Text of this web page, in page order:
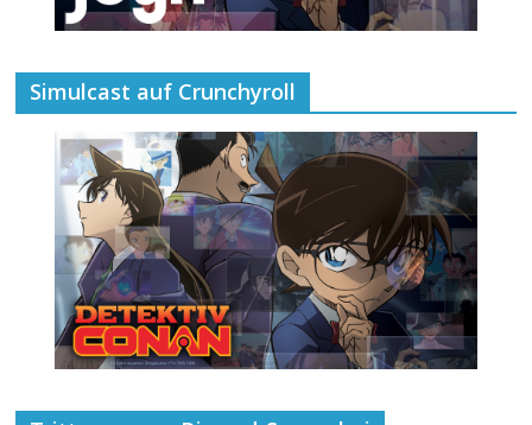
Simulcast auf Crunchyroll